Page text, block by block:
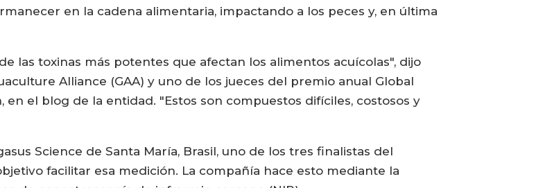
en la cadena alimentaria, impactando a los peces y, en última
las toxinas más potentes que afectan los alimentos acuícolas", dijo
Alliance (GAA) y uno de los jueces del premio anual Global
el blog de la entidad. "Estos son compuestos difíciles, costosos y
Science de Santa María, Brasil, uno de los tres finalistas del
facilitar esa medición. La compañía hace esto mediante la